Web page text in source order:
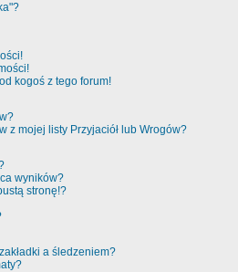
kogoś z tego forum!
z mojej listy Przyjaciół lub Wrogów?
wyników?
stronę!?
a śledzeniem?